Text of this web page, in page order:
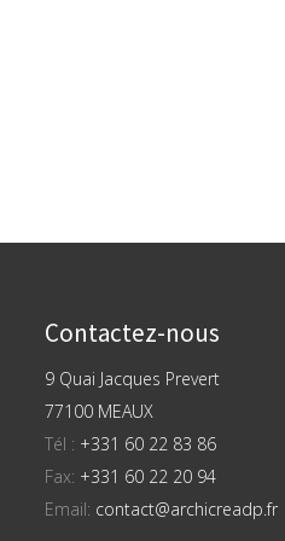
Contactez-nous
9 Quai Jacques Prevert
77100 MEAUX
Tél : +331 60 22 83 86
Fax: +331 60 22 20 94
Email: contact@archicreadp.fr